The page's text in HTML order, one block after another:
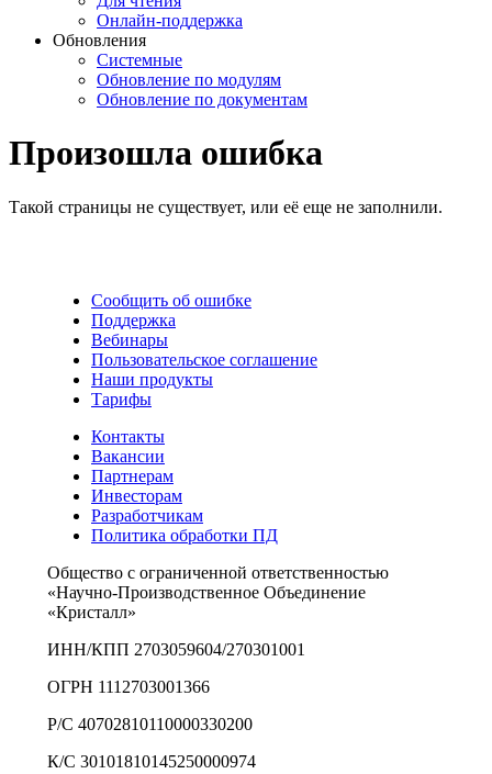
Онлайн-поддержка
Обновления
Системные
Обновление по модулям
Обновление по документам
Произошла ошибка
Такой страницы не существует, или её еще не заполнили.
Сообщить об ошибке
Поддержка
Вебинары
Пользовательское соглашение
Наши продукты
Тарифы
Контакты
Вакансии
Партнерам
Инвесторам
Разработчикам
Политика обработки ПД
Общество с ограниченной ответственностью
«Научно-Производственное Объединение
«Кристалл»
ИНН/КПП 2703059604/270301001
ОГРН 1112703001366
Р/С 40702810110000330200
К/С 30101810145250000974